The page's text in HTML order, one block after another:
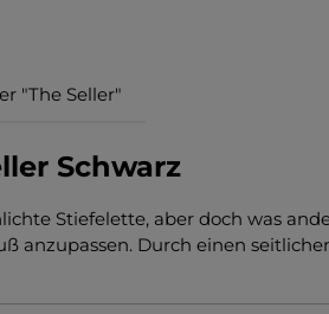
"The Seller"
Schwarz
Stiefelette, aber doch was
anzupassen. Durch einen